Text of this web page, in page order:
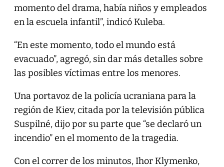
momento del drama, había niños y empleados
en la escuela infantil”, indicó Kuleba.
“En este momento, todo el mundo está
evacuado”, agregó, sin dar más detalles sobre
las posibles víctimas entre los menores.
Una portavoz de la policía ucraniana para la
región de Kiev, citada por la televisión pública
Suspilné, dijo por su parte que “se declaró un
incendio” en el momento de la tragedia.
Con el correr de los minutos, Ihor Klymenko,